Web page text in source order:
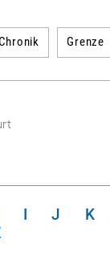
Grenze
I J K